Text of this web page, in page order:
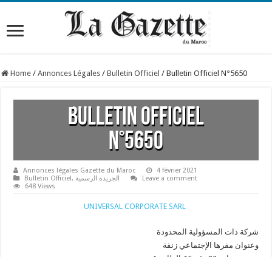
Home / Annonces Légales / Bulletin Officiel / Bulletin Officiel N°5650
Bulletin Officiel
N°5650
Annonces légales Gazette du Maroc
4 février 2021
Bulletin Officiel, الجريدة الرسمية
Leave a comment
648 Views
UNIVERSAL CORPORATE SARL
شركة ذات المسؤولية المحدودة
وعنوان مقرها الإجتماعي زنقة